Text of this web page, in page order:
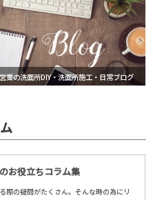
営業の洗面所DIY・洗面所施工・日常ブログ
お役立ちコラム集
際の疑問がたくさん。そんな時の為にリ